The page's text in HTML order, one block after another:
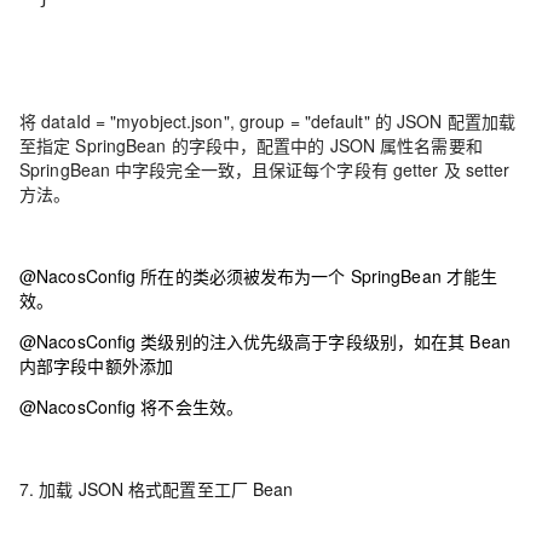
将 dataId = "myobject.json", group = "default" 的 JSON 配置加载
至指定 SpringBean 的字段中，配置中的 JSON 属性名需要和
SpringBean 中字段完全一致，且保证每个字段有 getter 及 setter
方法。
@NacosConfig 所在的类必须被发布为一个 SpringBean 才能生
效。
@NacosConfig 类级别的注入优先级高于字段级别，如在其 Bean
内部字段中额外添加
@NacosConfig 将不会生效。
7. 加载 JSON 格式配置至工厂 Bean